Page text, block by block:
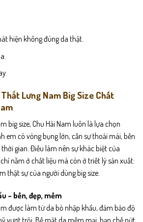
hiện không đúng da thật.
Lưng Nam Big Size Chất
big size, Chu Hải Nam luôn là lựa chọn
em có vòng bụng lớn, cần sự thoải mái, bền
gian. Điều làm nên sự khác biệt của
nằm ở chất liệu mà còn ở triết lý sản xuất:
thật sự của người dùng big size.
– bền, đẹp, mềm
được làm từ da bò nhập khẩu, đảm bảo độ
vượt trội. Bề mặt da mềm mại, hạn chế nứt